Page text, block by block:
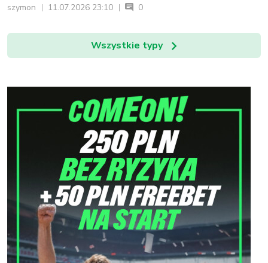
szymon 11.07.2026 23:10 0
Wszystkie typy